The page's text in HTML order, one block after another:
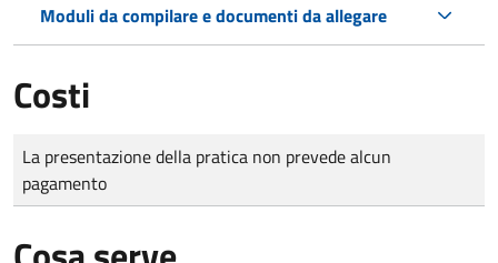
Moduli da compilare e documenti da allegare
Costi
Tipo di pagamento
Importo
La presentazione della pratica non prevede alcun
pagamento